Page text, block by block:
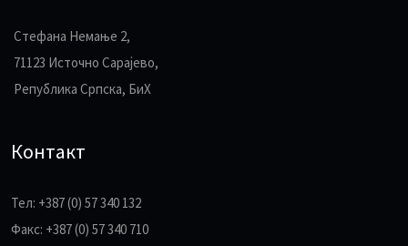
Стефана Немање 2,
71123 Источно Сарајево,
Република Српска, БиХ
Контакт
Тел: +387 (0) 57 340 132
Факс: +387 (0) 57 340 710